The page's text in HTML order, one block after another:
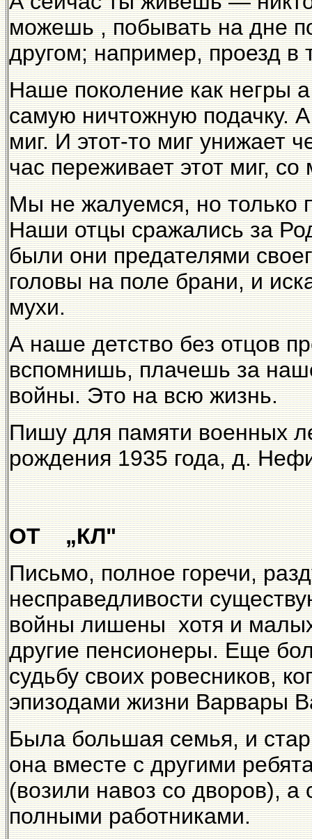
можешь , побывать на дне
другом; например, проезд в
Наше поколение как негры
самую ничтожную подачку.
миг. И этот-то миг унижает
час переживает этот миг, со
Мы не жалуемся, но только
Наши отцы сражались за
были они предателями
головы на поле брани, и
мухи.
А наше детство без отцов
вспомнишь, плачешь за
войны. Это на всю жизнь.
Пишу для памяти военных
рождения 1935 года, д.
ОТ „КЛ"
Письмо, полное горечи,
несправедливости
войны лишены хотя и
другие пенсионеры. Еще
судьбу своих ровесников,
эпизодами жизни Варвары
Была большая семья, и
она вместе с другими
(возили навоз со дворов), а
полными работниками.